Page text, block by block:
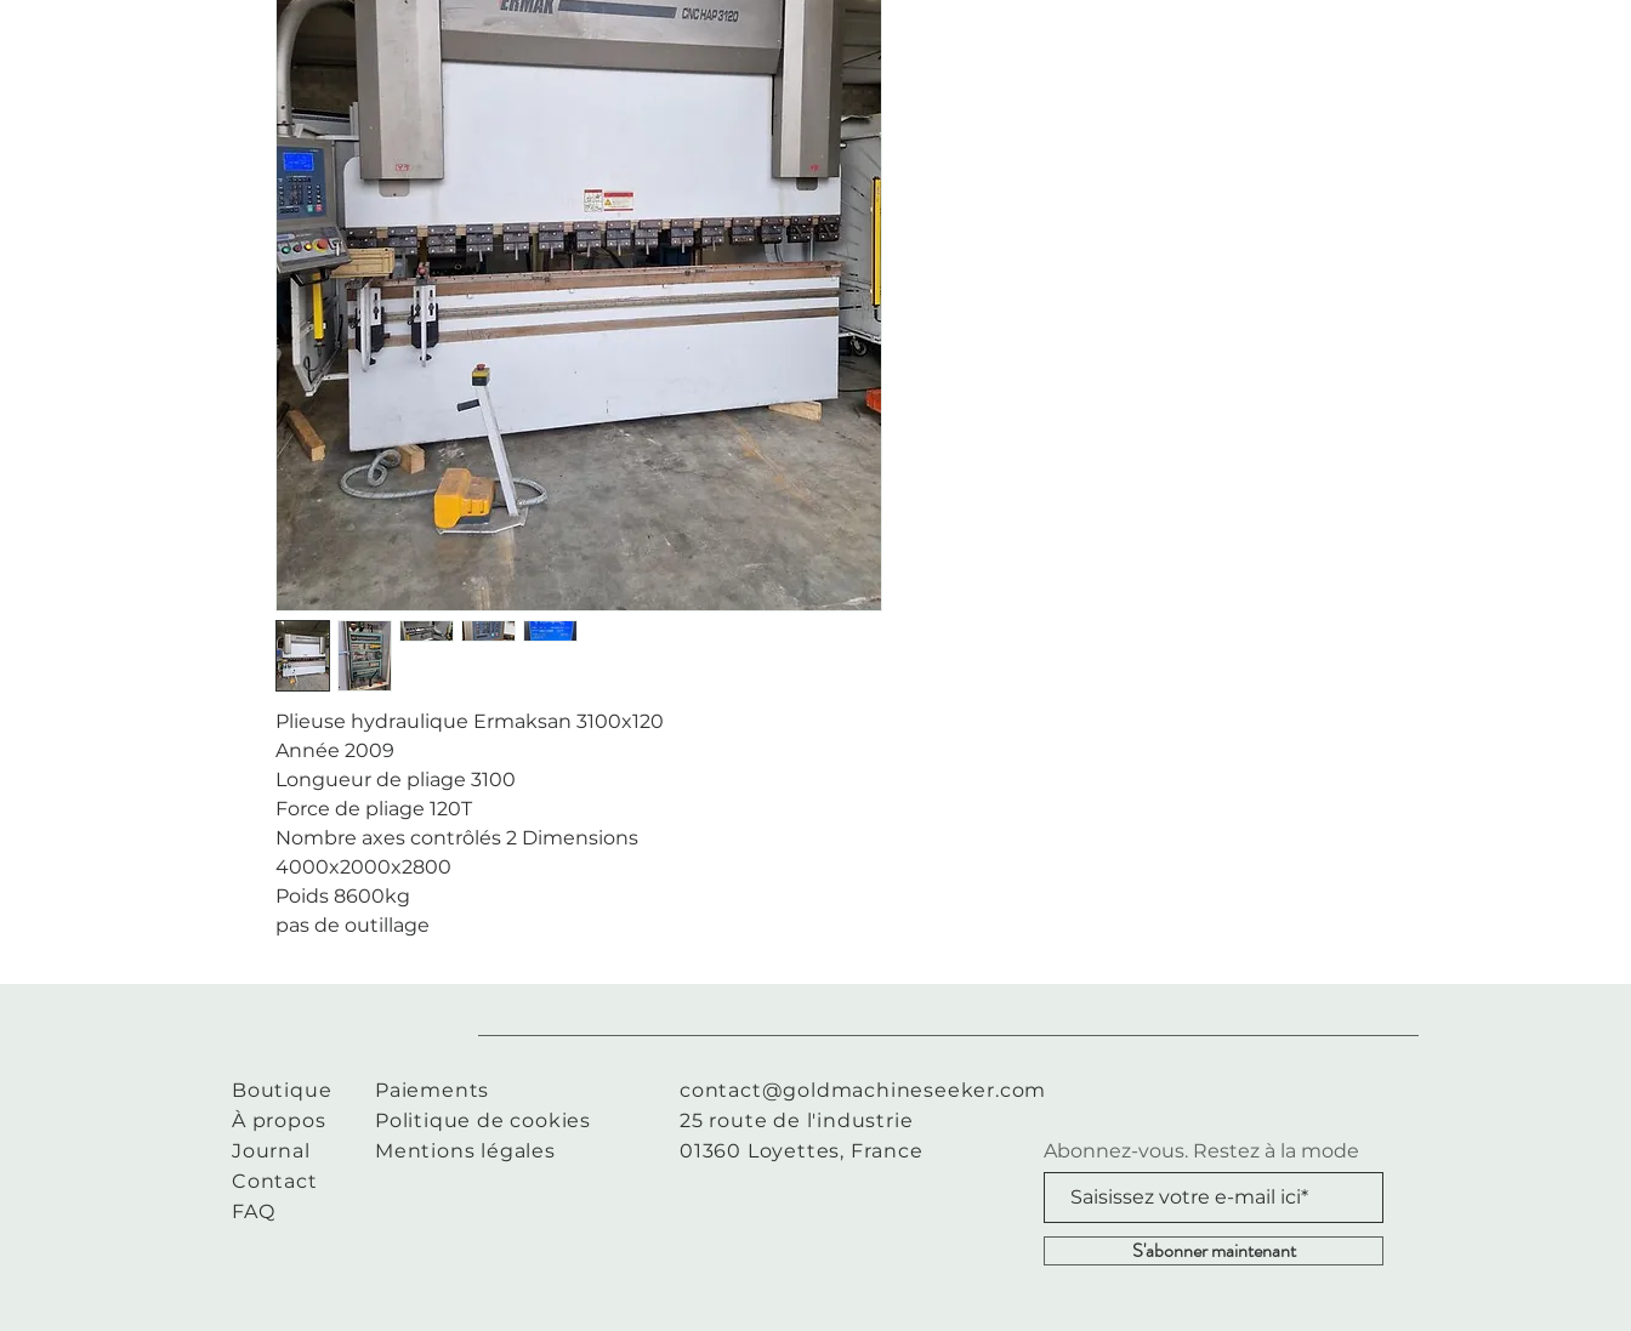
Plieuse hydraulique Ermaksan 3100x120
Année 2009
Longueur de pliage 3100
Force de pliage 120T
Nombre axes contrôlés 2 Dimensions
4000x2000x2800
Poids 8600kg
pas de outillage
Boutique
À propos
Journal
Contact
FAQ
Paiements
Politique de cookies
Mentions légales
contact@goldmachineseeker.com
25 route de l'industrie
01360 Loyettes, France
Abonnez-vous. Restez à la mode
S'abonner maintenant